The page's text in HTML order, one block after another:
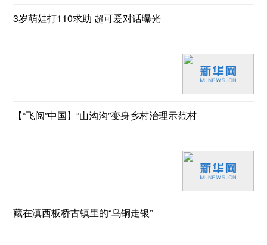
3岁萌娃打110求助 超可爱对话曝光
【“飞阅”中国】“山沟沟”变身乡村治理示范村
藏在滇西板桥古镇里的“乌铜走银”